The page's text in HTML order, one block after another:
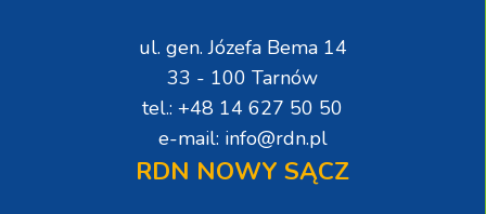
ul. gen. Józefa Bema 14
33 - 100 Tarnów
tel.: +48 14 627 50 50
e-mail: info@rdn.pl
RDN NOWY SĄCZ